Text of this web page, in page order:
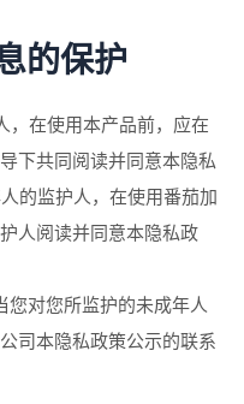
的保护
，在使用本产品前，应在
下共同阅读并同意本隐私
的监护人，在使用番茄加
人阅读并同意本隐私政
您对您所监护的未成年人
司本隐私政策公示的联系